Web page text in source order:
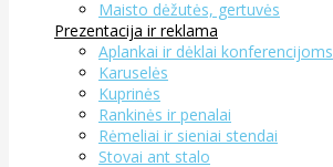
Maisto dėžutės, gertuvės
Prezentacija ir reklama
Aplankai ir dėklai konferencijoms
Karuselės
Kuprinės
Rankinės ir penalai
Rėmeliai ir sieniai stendai
Stovai ant stalo